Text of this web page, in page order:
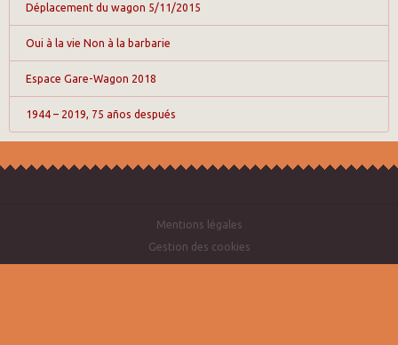
Déplacement du wagon 5/11/2015
Oui à la vie Non à la barbarie
Espace Gare-Wagon 2018
1944 – 2019, 75 años después
Mentions légales
Gestion des cookies